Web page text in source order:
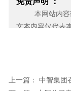
本网站内容部
文本内容仅代表
点或立场。关爱
家浏览，或不应
上一篇： 中智集